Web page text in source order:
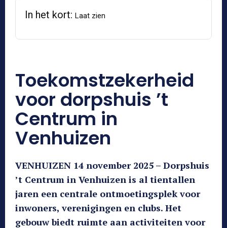
In het kort: Laat zien
Toekomstzekerheid
voor dorpshuis ’t
Centrum in
Venhuizen
VENHUIZEN 14 november 2025 – Dorpshuis
’t Centrum in Venhuizen is al tientallen
jaren een centrale ontmoetingsplek voor
inwoners, verenigingen en clubs. Het
gebouw biedt ruimte aan activiteiten voor